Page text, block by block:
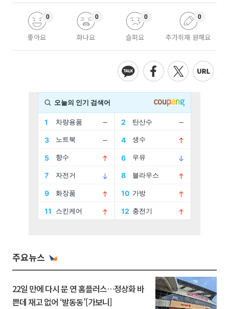
좋아요
0
화나요
0
슬퍼요
0
추가취재 원해요
0
주요뉴스
22일 만에 다시 문 연 홈플러스…정상화 바
쁜데 재고 없어 ‘발동동’[가보니]